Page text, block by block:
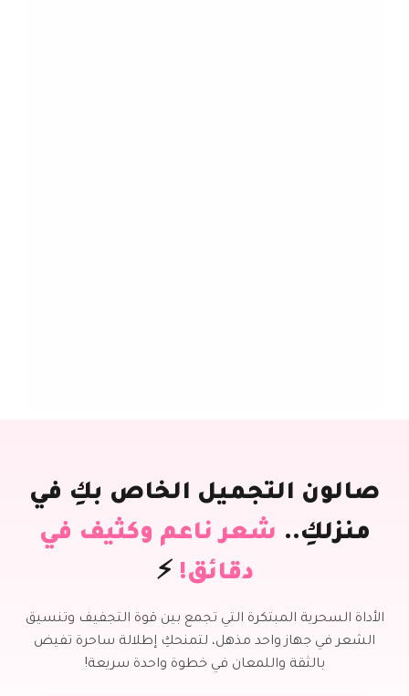
صالون التجميل الخاص بكِ في
منزلكِ.. شعر ناعم وكثيف في
دقائق! ⚡
الأداة السحرية المبتكرة التي تجمع بين قوة التجفيف وتنسيق
الشعر في جهاز واحد مذهل، لتمنحكِ إطلالة ساحرة تفيض
بالثقة واللمعان في خطوة واحدة سريعة!